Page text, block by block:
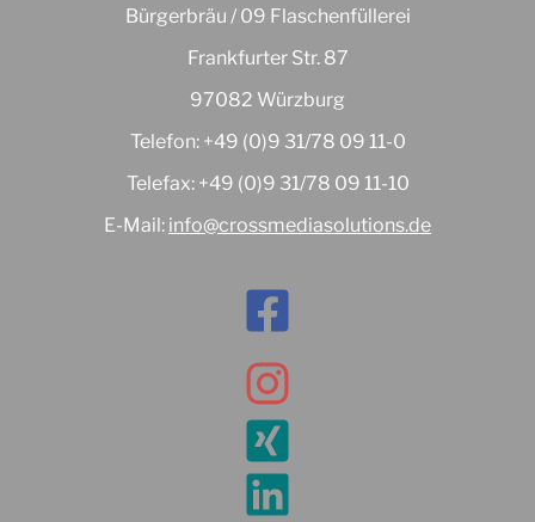
Bürgerbräu / 09 Flaschenfüllerei
Frankfurter Str. 87
97082 Würzburg
Telefon: +49 (0)9 31/78 09 11-0
Telefax: +49 (0)9 31/78 09 11-10
E-Mail: info@crossmediasolutions.de